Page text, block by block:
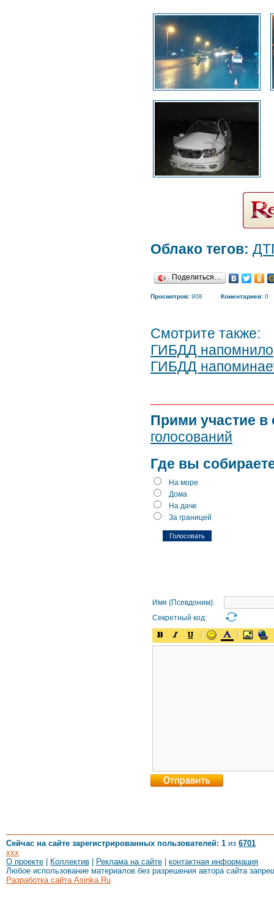
Облако тегов:
Поделиться…
Просмотров: 908 Коментариев: 0
Смотрите также:
ГИБДД
ГИБДД
Прими участие в
голосований
Где вы
На море
Дома
На даче
За границей
Имя (Псевдоним):
Секретный код:
Сейчас на сайте зарегистрированных пользователей: 1 из 6701
xxx
О проекте
Коллектив Реклама на сайте
контактная информация
Любое использование материалов без разрешения автора сайта
Разработка сайта Asinka.Ru